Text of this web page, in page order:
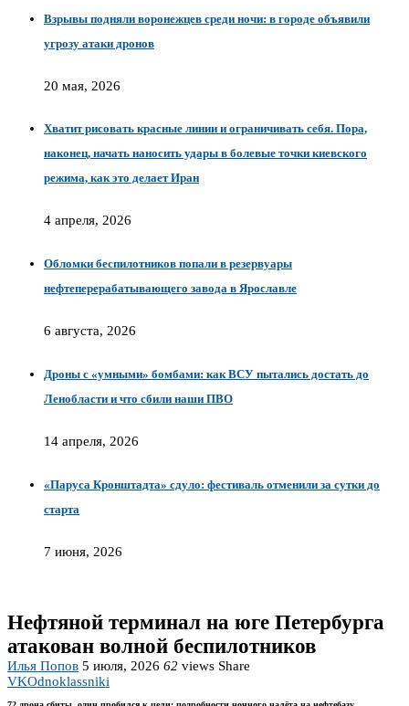
Взрывы подняли воронежцев среди ночи: в городе объявили
угрозу атаки дронов
20 мая, 2026
Хватит рисовать красные линии и ограничивать себя. Пора,
наконец, начать наносить удары в болевые точки киевского
режима, как это делает Иран
4 апреля, 2026
Обломки беспилотников попали в резервуары
нефтеперерабатывающего завода в Ярославле
6 августа, 2026
Дроны с «умными» бомбами: как ВСУ пытались достать до
Ленобласти и что сбили наши ПВО
14 апреля, 2026
«Паруса Кронштадта» сдуло: фестиваль отменили за сутки до
старта
7 июня, 2026
Нефтяной терминал на юге Петербурга
атакован волной беспилотников
Илья Попов 5 июля, 2026 62 views Share
VKOdnoklassniki